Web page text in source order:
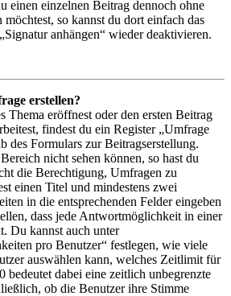
einen einzelnen Beitrag dennoch ohne
möchtest, so kannst du dort einfach das
anhängen“ wieder deaktivieren.
erstellen?
Thema eröffnest oder den ersten Beitrag
findest du ein Register „Umfrage
des Formulars zur Beitragserstellung.
nicht sehen können, so hast du
die Berechtigung, Umfragen zu
einen Titel und mindestens zwei
in die entsprechenden Felder eingeben
dass jede Antwortmöglichkeit in einer
Du kannst auch unter
pro Benutzer“ festlegen, wie viele
auswählen kann, welches Zeitlimit für
bedeutet dabei eine zeitlich unbegrenzte
ob die Benutzer ihre Stimme